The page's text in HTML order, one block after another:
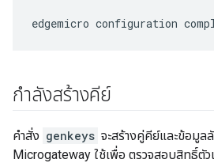
edgemicro configuration
กำลังสร้างคีย์
คำสั่ง genkeys จะสร้างคู่คีย์และข้อมูล
Microgateway ใช้เพื่อ ตรวจสอบสิทธิ์ตั